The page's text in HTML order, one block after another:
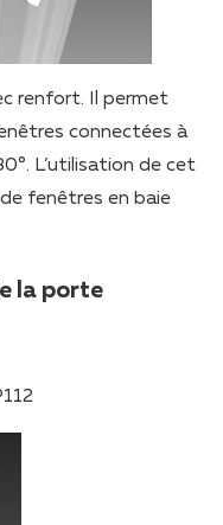
renfort. Il permet
connectées à
L’utilisation de cet
fenêtres en baie
la porte